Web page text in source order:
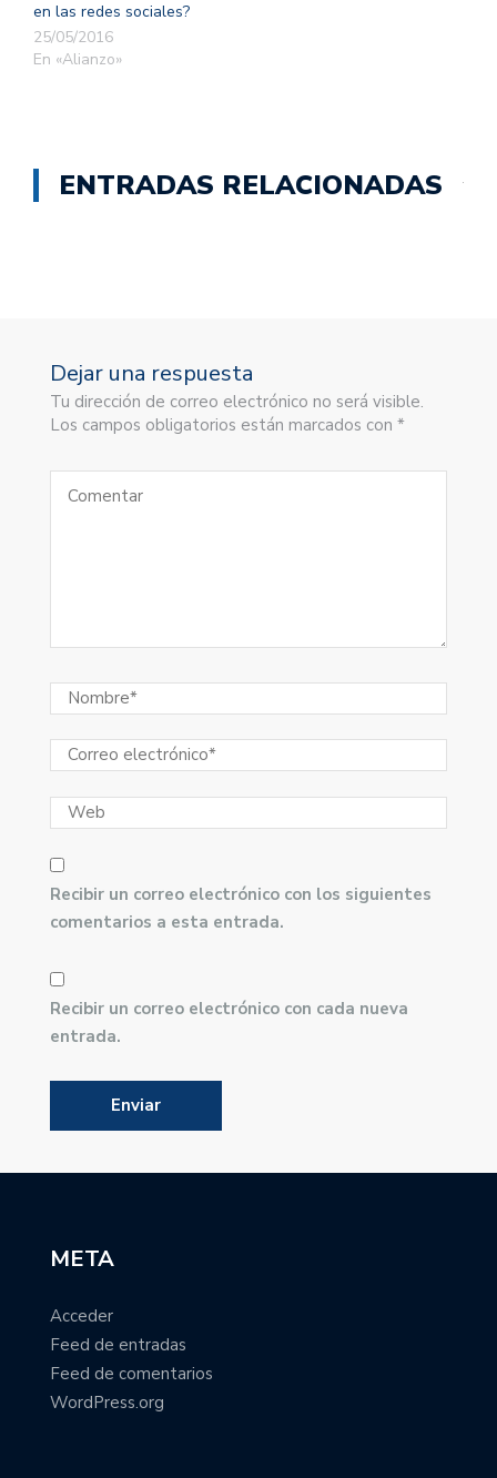
en las redes sociales?
25/05/2016
En «Alianzo»
ENTRADAS RELACIONADAS
Dejar una respuesta
Tu dirección de correo electrónico no será visible.
Los campos obligatorios están marcados con *
Recibir un correo electrónico con los siguientes
comentarios a esta entrada.
Recibir un correo electrónico con cada nueva
entrada.
META
Acceder
Feed de entradas
Feed de comentarios
WordPress.org